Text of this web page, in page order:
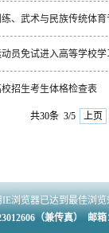
练、武术与民族传统体
动员免试进入高等学校
校招生考生体格检查表
共30条 3/5 上页
浏览器已达到最佳浏览
（兼传真） 邮